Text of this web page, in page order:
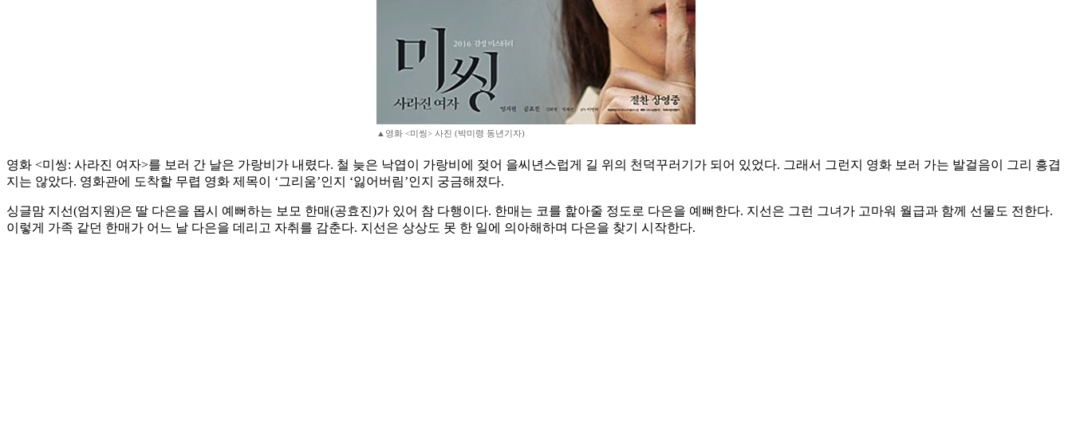
▲영화 <미씽> 사진 (박미령 동년기자)
영화 <미씽: 사라진 여자>를 보러 간 날은 가랑비가 내렸다. 철 늦은 낙엽이 가랑비에 젖어 을씨년스럽게 길 위의 천덕꾸러기가 되어 있었다. 그래서 그런지 영화 보러 가는 발걸음이 그리 흥겹
지는 않았다. 영화관에 도착할 무렵 영화 제목이 ‘그리움’인지 ‘잃어버림’인지 궁금해졌다.
싱글맘 지선(엄지원)은 딸 다은을 몹시 예뻐하는 보모 한매(공효진)가 있어 참 다행이다. 한매는 코를 핥아줄 정도로 다은을 예뻐한다. 지선은 그런 그녀가 고마워 월급과 함께 선물도 전한다.
이렇게 가족 같던 한매가 어느 날 다은을 데리고 자취를 감춘다. 지선은 상상도 못 한 일에 의아해하며 다은을 찾기 시작한다.